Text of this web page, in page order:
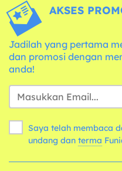
AKSES
Jadilah yang pertama
dan promosi dengan
anda!
Saya telah membaca
undang dan terma